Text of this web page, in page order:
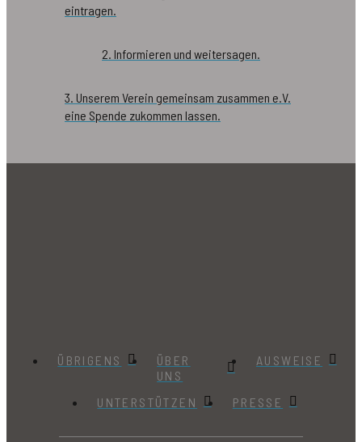
eintragen.
2. Informieren und weitersagen.
3. Unserem Verein gemeinsam zusammen e.V.
eine Spende zukommen lassen.
ÜBRIGENS
ÜBER
UNS
AUSWEISE
UNTERSTÜTZEN PRESSE